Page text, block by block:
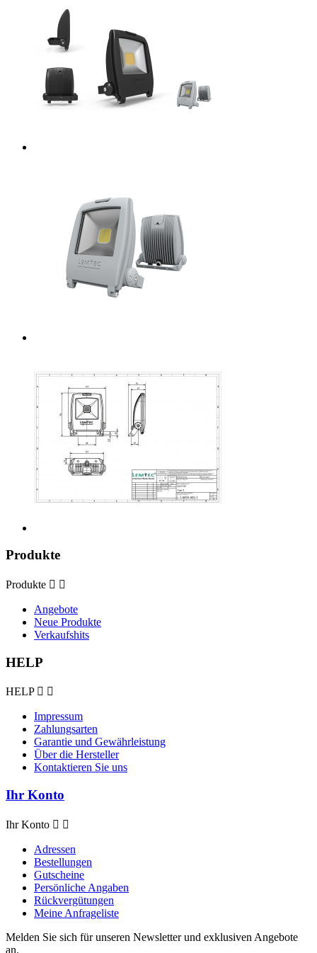
Produkte
Produkte  
Angebote
Neue Produkte
Verkaufshits
HELP
HELP  
Impressum
Zahlungsarten
Garantie und Gewährleistung
Über die Hersteller
Kontaktieren Sie uns
Ihr Konto
Ihr Konto  
Adressen
Bestellungen
Gutscheine
Persönliche Angaben
Rückvergütungen
Meine Anfrageliste
Melden Sie sich für unseren Newsletter und exklusiven Angebote
an.